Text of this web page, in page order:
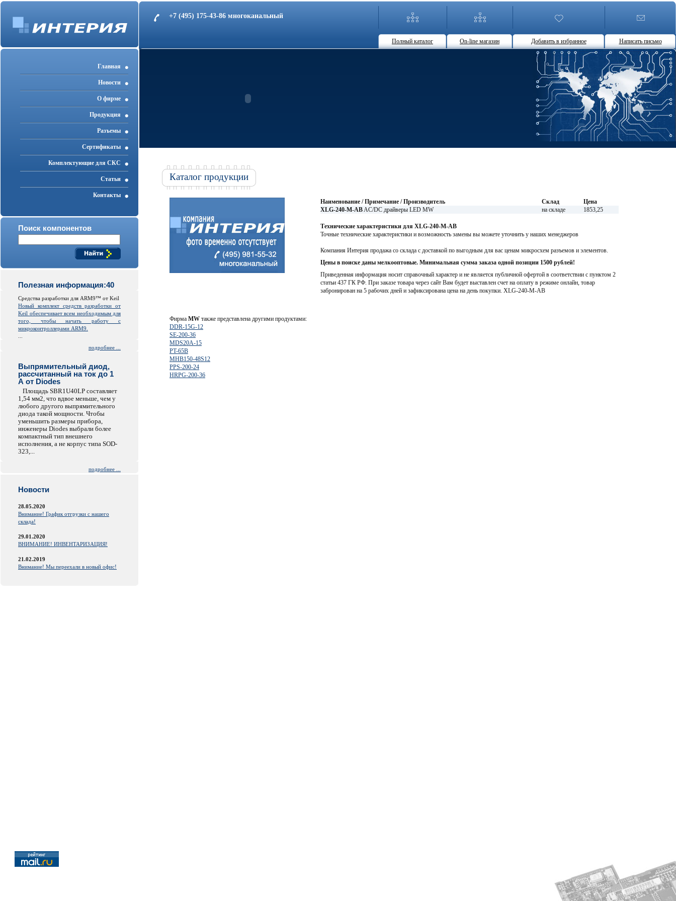
+7 (495) 175-43-86 многоканальный
Полный каталог On-line магазин Добавить в избранное Написать письмо
Главная
Новости
О фирме
Продукция
Разъемы
Cертификаты
Комплектующие для СКС
Статьи
Контакты
Поиск компонентов
Полезная информация:40
Средства разработки для ARM9™ от Keil
Новый комплект средств разработки от
Keil обеспечивает всем необходимым для
того, чтобы начать работу с
микроконтроллерами ARM9.
подробнее ...
Выпрямительный диод,
рассчитанный на ток до 1
А от Diodes
Площадь SBR1U40LP составляет
1,54 мм2, что вдвое меньше, чем у
любого другого выпрямительного
диода такой мощности. Чтобы
уменьшить размеры прибора,
инженеры Diodes выбрали более
компактный тип внешнего
исполнения, а не корпус типа SOD-
323,...
подробнее ...
Новости
28.05.2020
Внимание! График отгрузки с нашего
склада!
29.01.2020
ВНИМАНИЕ! ИНВЕНТАРИЗАЦИЯ!
21.02.2019
Внимание! Мы переехали в новый офис!
Каталог продукции
Наименование / Примечание / Производитель Склад
Цена
XLG-240-M-ABAC/DC драйверы LED MW на складе 1853,25
Технические характеристики для XLG-240-M-AB
Точные технические характеристики и возможность замены вы можете уточнить у наших менеджеров
Компания Интерия продажа со склада с доставкой по выгодным для вас ценам микросхем разъемов и элементов.
Цены в поиске даны мелкооптовые. Минимальная сумма заказа одной позиции 1500 рублей!
Приведенная информация носит справочный характер и не является публичной офертой в соответствии с пунктом 2
статьи 437 ГК РФ. При заказе товара через сайт Вам будет выставлен счет на оплату в режиме онлайн, товар
забронирован на 5 рабочих дней и зафиксирована цена на день покупки. XLG-240-M-AB
Фирма MW также представлена другими продуктами:
DDR-15G-12
SE-200-36
MDS20A-15
PT-65B
MHB150-48S12
PPS-200-24
HRPG-200-36